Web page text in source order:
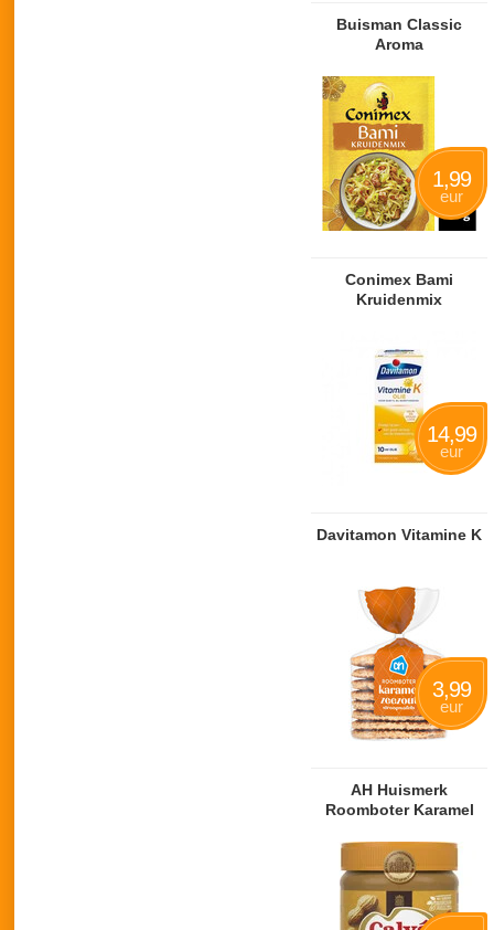
Buisman Classic
Aroma
1,99
eur
Conimex Bami
Kruidenmix
14,99
eur
Davitamon Vitamine K
3,99
eur
AH Huismerk
Roomboter Karamel